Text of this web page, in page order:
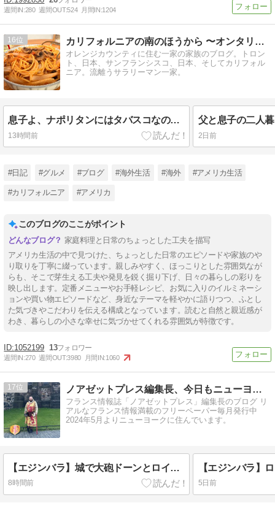
週間IN:280 週間OUT:524 月間IN:1204
16 カリフォルニアの南のほうから 〜オンタリオ湖畔から・第四章
オレンジカウンティに住む一家の家族のブログ。トロン
ト、日本、サンフランシスコ、日本、そしてカリフォル
ニア。流離うサラリーマン一家。
息子よ、ナポリタンにはタバスコなのだよ！昭和生まれの父、熱くなる。
13時間前 2日前
#日記 #グルメ #ブログ #海外生活 #海外 #アメリカ生活
#カリフォルニア #アメリカ
このブログのここがポイント
家庭料理と日常のちょっとした工夫を描写
アメリカ生活の中で見つけた、ちょっとした日常のエピソードや家族のや
り取りを丁寧に綴っています。親しみやすく、ほっこりとした雰囲気なが
らも、そこで芽生える工夫や発見を鋭く掘り下げ、日々の暮らしの彩りを
映し出します。定番メニューやお手軽レシピ、お気に入りのイルミネーシ
ョンや買い物エピソードなど、身近なテーマを軽やかに語りつつ、ふとし
た気づきやこだわりを伝える構成となっています。読むと自然と親近感が
わき、暮らしの小さな幸せに気づかせてくれる雰囲気が特徴です。
1052199 13
週間IN:270 週間OUT:3980 月間IN:1060
17 ノアゼットプレス編集長、今日もニューヨークで困ってます！
フランス情報誌「ノアゼットプレス」編集長のブログ リ
アルなフランス情報満載のフリーペーパー毎月発行中
2024年5月よりニューヨークに住んでいます。
【エジンバラ】城で大砲ドーンとロイヤルマイル
8時間前 5日前